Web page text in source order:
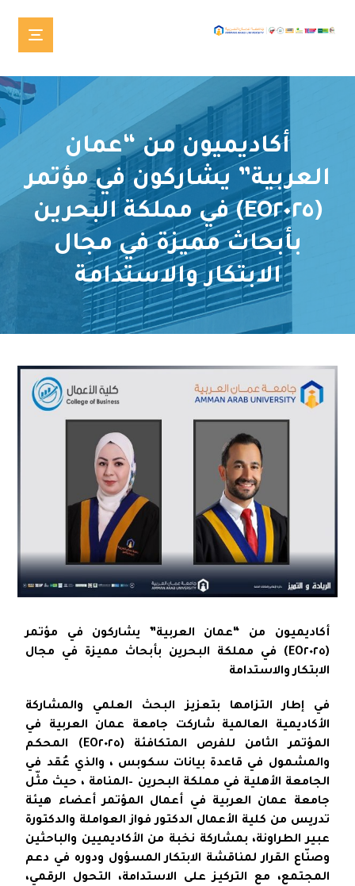
أكاديميون من “عمان
العربية” يشاركون في مؤتمر
(EO٢٠٢٥) في مملكة البحرين
بأبحاث مميزة في مجال
الابتكار والاستدامة
أكاديميون من “عمان العربية” يشاركون في مؤتمر
(EO٢٠٢٥) في مملكة البحرين بأبحاث مميزة في مجال
الابتكار والاستدامة
في إطار التزامها بتعزيز البحث العلمي والمشاركة
الأكاديمية العالمية شاركت جامعة عمان العربية في
المؤتمر الثامن للفرص المتكافئة (EO٢٠٢٥) المحكم
والمشمول في قاعدة بيانات سكوبس ، والذي عُقد في
الجامعة الأهلية في مملكة البحرين –المنامة ، حيث مثّل
جامعة عمان العربية في أعمال المؤتمر أعضاء هيئة
تدريس من كلية الأعمال الدكتور فواز العواملة والدكتورة
عبير الطراونة، بمشاركة نخبة من الأكاديميين والباحثين
وصنّاع القرار لمناقشة الابتكار المسؤول ودوره في دعم
المجتمع، مع التركيز على الاستدامة، التحول الرقمي،